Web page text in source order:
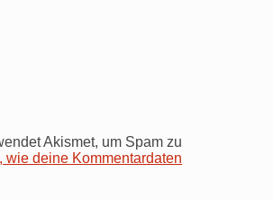
Akismet, um Spam zu
wie deine Kommentardaten